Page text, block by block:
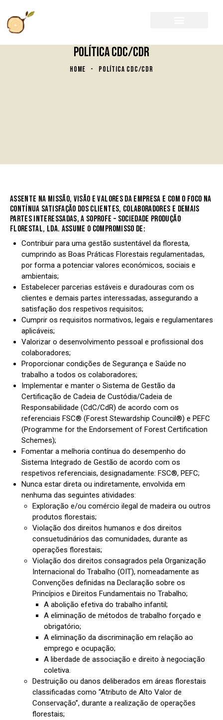
POLÍTICA CDC/CDR
HOME POLÍTICA CDC/CDR
ASSENTE NA MISSÃO, VISÃO E VALORES DA EMPRESA E COM O FOCO NA
CONTÍNUA SATISFAÇÃO DOS CLIENTES, COLABORADORES E DEMAIS
PARTES INTERESSADAS, A SOPROFE – SOCIEDADE PRODUÇÃO
FLORESTAL, LDA. ASSUME O COMPROMISSO DE:
Contribuir para uma gestão sustentável da floresta,
cumprindo as Boas Práticas Florestais regulamentadas,
por forma a potenciar valores económicos, sociais e
ambientais;
Estabelecer parcerias estáveis e duradouras com os
clientes e demais partes interessadas, assegurando a
satisfação dos respetivos requisitos;
Cumprir os requisitos normativos, legais e regulamentares
aplicáveis;
Valorizar o desenvolvimento pessoal e profissional dos
colaboradores;
Proporcionar condições de Segurança e Saúde no
trabalho a todos os colaboradores;
Implementar e manter o Sistema de Gestão da
Certificação de Cadeia de Custódia/Cadeia de
Responsabilidade (CdC/CdR) de acordo com os
referenciais FSC® (Forest Stewardship Council®) e PEFC
(Programme for the Endorsement of Forest Certification
Schemes);
Fomentar a melhoria contínua do desempenho do
Sistema Integrado de Gestão de acordo com os
respetivos referenciais, designadamente: FSC®, PEFC;
Nunca estar direta ou indiretamente, envolvida em
nenhuma das seguintes atividades:
Exploração e/ou comércio ilegal de madeira ou outros
produtos florestais;
Violação dos direitos humanos e dos direitos
consuetudinários das comunidades, durante as
operações florestais;
Violação dos direitos consagrados pela Organização
Internacional do Trabalho (OIT), nomeadamente as
Convenções definidas na Declaração sobre os
Princípios e Direitos Fundamentais no Trabalho;
A abolição efetiva do trabalho infantil;
A eliminação de métodos de trabalho forçado e
obrigatório;
A eliminação da discriminação em relação ao
emprego e ocupação;
A liberdade de associação e direito à negociação
coletiva.
Destruição ou danos deliberados em áreas florestais
classificadas como “Atributo de Alto Valor de
Conservação”, durante a realização de operações
florestais;